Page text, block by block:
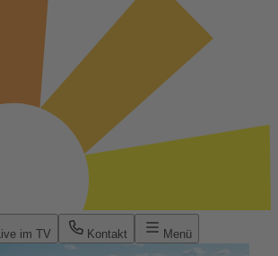
Live im TV Kontakt Menü